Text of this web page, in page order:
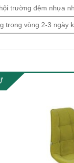
trường đệm nhựa
trong vòng 2-3 ngày